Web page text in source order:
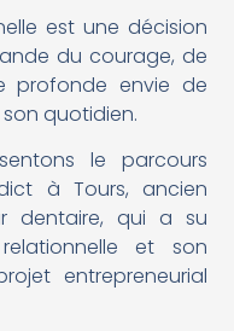
est une décision
du courage, de
profonde envie de
quotidien.
le parcours
à Tours, ancien
dentaire, qui a su
et son
entrepreneurial